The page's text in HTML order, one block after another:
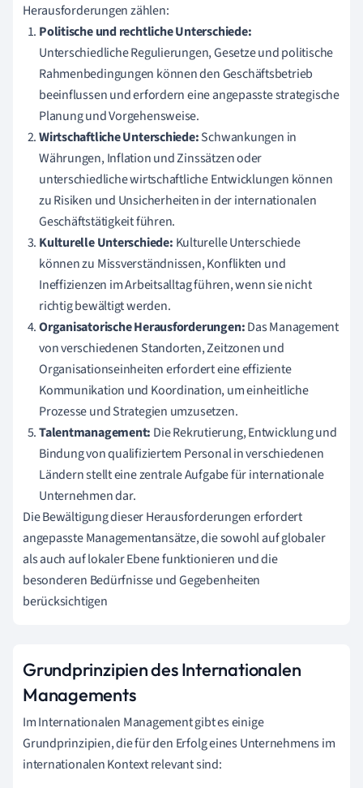
Herausforderungen zählen:
Politische und rechtliche Unterschiede:
Unterschiedliche Regulierungen, Gesetze und politische
Rahmenbedingungen können den Geschäftsbetrieb
beeinflussen und erfordern eine angepasste strategische
Planung und Vorgehensweise.
Wirtschaftliche Unterschiede:Schwankungen in
Währungen, Inflation und Zinssätzen oder
unterschiedliche wirtschaftliche Entwicklungen können
zu Risiken und Unsicherheiten in der internationalen
Geschäftstätigkeit führen.
Kulturelle Unterschiede: Kulturelle Unterschiede
können zu Missverständnissen, Konflikten und
Ineffizienzen im Arbeitsalltag führen, wenn sie nicht
richtig bewältigt werden.
Organisatorische Herausforderungen:Das Management
von verschiedenen Standorten, Zeitzonen und
Organisationseinheiten erfordert eine effiziente
Kommunikation und Koordination, um einheitliche
Prozesse und Strategien umzusetzen.
Talentmanagement: Die Rekrutierung, Entwicklung und
Bindung von qualifiziertem Personal in verschiedenen
Ländern stellt eine zentrale Aufgabe für internationale
Unternehmen dar.
Die Bewältigung dieser Herausforderungen erfordert
angepasste Managementansätze, die sowohl auf globaler
als auch auf lokaler Ebene funktionieren und die
besonderen Bedürfnisse und Gegebenheiten
berücksichtigen
Grundprinzipien des Internationalen
Managements
Im Internationalen Management gibt es einige
Grundprinzipien, die für den Erfolg eines Unternehmens im
internationalen Kontext relevant sind: